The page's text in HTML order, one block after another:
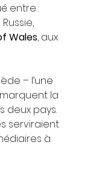
entre :
Wales, aux
– l’une
la
deux pays.
serviraient
à